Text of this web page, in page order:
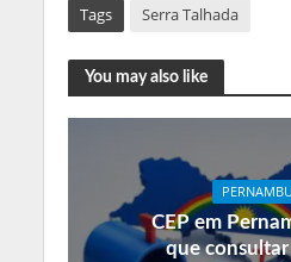
Tags Serra Talhada
You may also like
CEP em
que